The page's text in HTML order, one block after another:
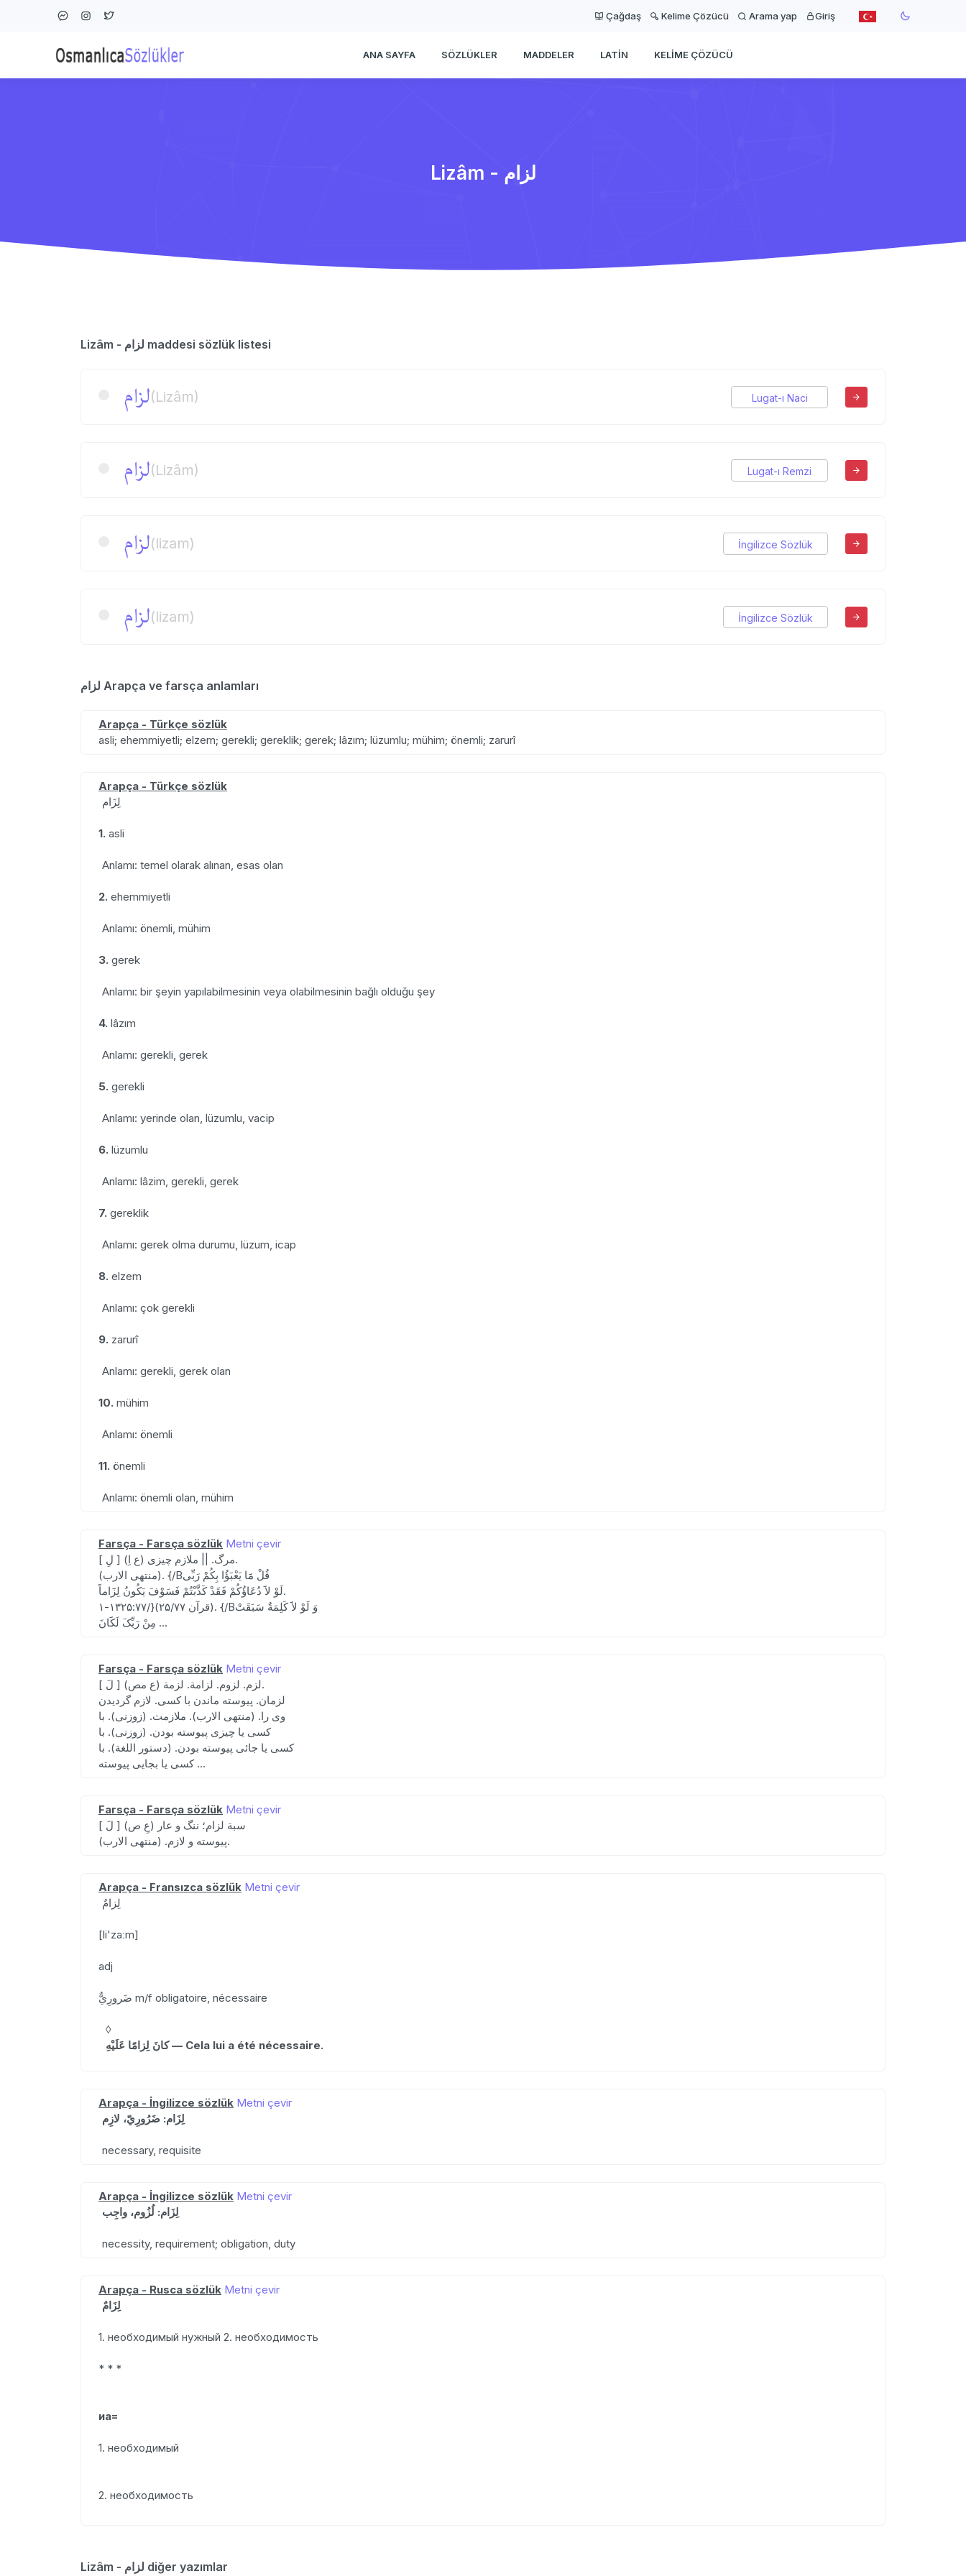
Çağdaş Kelime Çözücü Arama yap Giriş
ANA SAYFA SÖZLÜKLER MADDELER LATIN KELIME ÇÖZÜCÜ
Lizâm - لزام
Lizâm - لزام maddesi sözlük listesi
لزام(Lizâm) Lugat-ı Naci
لزام(Lizâm) Lugat-ı Remzi
لزام(lizam) İngilizce Sözlük
لزام(lizam) İngilizce Sözlük
لزام Arapça ve farsça anlamları
Arapça - Türkçe sözlük
asli; ehemmiyetli; elzem; gerekli; gereklik; gerek; lâzım; lüzumlu; mühim; önemli; zarurî
Arapça - Türkçe sözlük
لِزَام
1. asli
Anlamı: temel olarak alınan, esas olan
2. ehemmiyetli
Anlamı: önemli, mühim
3. gerek
Anlamı: bir şeyin yapılabilmesinin veya olabilmesinin bağlı olduğu şey
4. lâzım
Anlamı: gerekli, gerek
5. gerekli
Anlamı: yerinde olan, lüzumlu, vacip
6. lüzumlu
Anlamı: lâzim, gerekli, gerek
7. gereklik
Anlamı: gerek olma durumu, lüzum, icap
8. elzem
Anlamı: çok gerekli
9. zarurî
Anlamı: gerekli, gerek olan
10. mühim
Anlamı: önemli
11. önemli
Anlamı: önemli olan, mühim
Farsça - Farsça sözlük Metni çevir
[ لِ ] (ع اِ) مرگ. || ملازم چیزی.
(منتهی الارب). {/Bقُلْ مََا یَعْبَؤُا بِکُمْ رَبِّی
لَوْ لاََ دُعََاؤُکُمْ فَقَدْ کَذَّبْتُمْ فَسَوْفَ یَکُونُ لِزََاماً.
۱-۱۳۲۵:۷۷/}(قرآن ۲۵/۷۷). {/Bوَ لَوْ لاََ کَلِمَةٌ سَبَقَتْ
مِنْ رَبِّکَ لَکََانَ ...
Farsça - Farsça sözlük Metni çevir
[ لَ ] (ع مص) لزم. لزوم. لزامة. لزمة.
لزمان. پیوسته ماندن با کسی. لازم گردیدن
وی را. (منتهی الارب). ملازمت. (زوزنی). با
کسی یا چیزی پیوسته بودن. (زوزنی). با
کسی یا جائی پیوسته بودن. (دستور اللغة). با
کسی یا بجایی پیوسته ...
Farsça - Farsça sözlük Metni çevir
[ لَ ] (عِ ص) سبة لزام؛ ننگ و عار
پیوسته و لازم. (منتهی الارب).
Arapça - Fransızca sözlük Metni çevir
لِزامٌ
[li'zaːm]
adj
ضَرورِيٌّ m/f obligatoire, nécessaire
◊
كانَ لِزامًا عَلَيْهِ — Cela lui a été nécessaire.
Arapça - İngilizce sözlük Metni çevir
لِزَام: ضَرُورِيّ، لازِم
necessary, requisite
Arapça - İngilizce sözlük Metni çevir
لِزَام: لُزُوم، واجِب
necessity, requirement; obligation, duty
Arapça - Rusca sözlük Metni çevir
لِزَامٌ
1. необходимый нужный 2. необходимость
* * *
иа=
1. необходимый
2. необходимость
Lizâm - لزام diğer yazımlar